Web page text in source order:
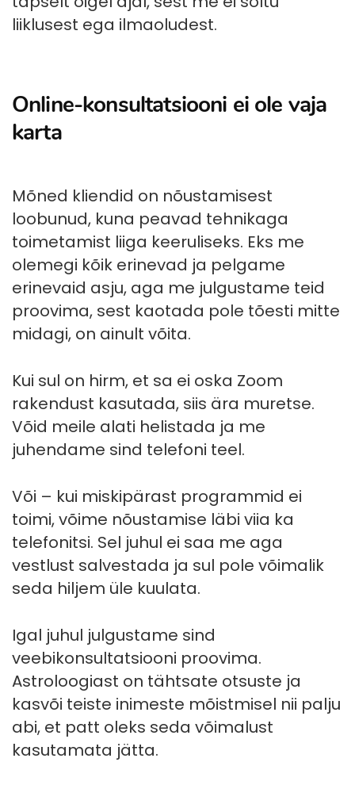
liiklusest ega ilmaoludest.
Online-konsultatsiooni ei ole vaja
karta
Mõned kliendid on nõustamisest
loobunud, kuna peavad tehnikaga
toimetamist liiga keeruliseks. Eks me
olemegi kõik erinevad ja pelgame
erinevaid asju, aga me julgustame teid
proovima, sest kaotada pole tõesti mitte
midagi, on ainult võita.
Kui sul on hirm, et sa ei oska Zoom
rakendust kasutada, siis ära muretse.
Võid meile alati helistada ja me
juhendame sind telefoni teel.
Või – kui miskipärast programmid ei
toimi, võime nõustamise läbi viia ka
telefonitsi. Sel juhul ei saa me aga
vestlust salvestada ja sul pole võimalik
seda hiljem üle kuulata.
Igal juhul julgustame sind
veebikonsultatsiooni proovima.
Astroloogiast on tähtsate otsuste ja
kasvõi teiste inimeste mõistmisel nii palju
abi, et patt oleks seda võimalust
kasutamata jätta.